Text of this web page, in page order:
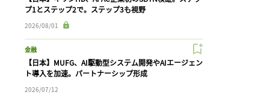
プ1とステップ2で。ステップ3も視野
2026/08/01
金融
【日本】MUFG、AI駆動型システム開発やAIエージェン
ト導入を加速。パートナーシップ形成
2026/07/12